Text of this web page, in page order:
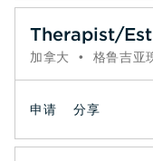
Therapist/
加拿大 • 格鲁吉亚
申请 分享